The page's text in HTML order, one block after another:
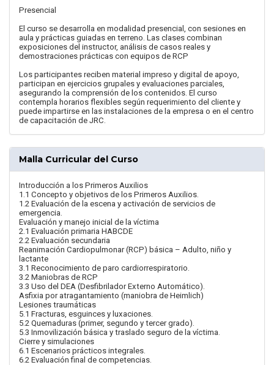
Presencial
El curso se desarrolla en modalidad presencial, con sesiones en
aula y prácticas guiadas en terreno. Las clases combinan
exposiciones del instructor, análisis de casos reales y
demostraciones prácticas con equipos de RCP
Los participantes reciben material impreso y digital de apoyo,
participan en ejercicios grupales y evaluaciones parciales,
asegurando la comprensión de los contenidos. El curso
contempla horarios flexibles según requerimiento del cliente y
puede impartirse en las instalaciones de la empresa o en el centro
de capacitación de JRC.
Malla Curricular del Curso
Introducción a los Primeros Auxilios
1.1 Concepto y objetivos de los Primeros Auxilios.
1.2 Evaluación de la escena y activación de servicios de
emergencia.
Evaluación y manejo inicial de la víctima
2.1 Evaluación primaria HABCDE
2.2 Evaluación secundaria
Reanimación Cardiopulmonar (RCP) básica – Adulto, niño y
lactante
3.1 Reconocimiento de paro cardiorrespiratorio.
3.2 Maniobras de RCP
3.3 Uso del DEA (Desfibrilador Externo Automático).
Asfixia por atragantamiento (maniobra de Heimlich)
Lesiones traumáticas
5.1 Fracturas, esguinces y luxaciones.
5.2 Quemaduras (primer, segundo y tercer grado).
5.3 Inmovilización básica y traslado seguro de la víctima.
Cierre y simulaciones
6.1 Escenarios prácticos integrales.
6.2 Evaluación final de competencias.